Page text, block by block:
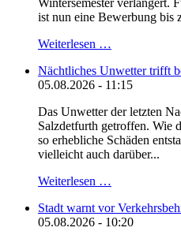
Wintersemester verlängert.
ist nun eine Bewerbung bis
Weiterlesen …
Nächtliches Unwetter trifft
05.08.2026 - 11:15
Das Unwetter der letzten
Salzdetfurth getroffen. Wie
so erhebliche Schäden
vielleicht auch darüber...
Weiterlesen …
Stadt warnt vor
05.08.2026 - 10:20